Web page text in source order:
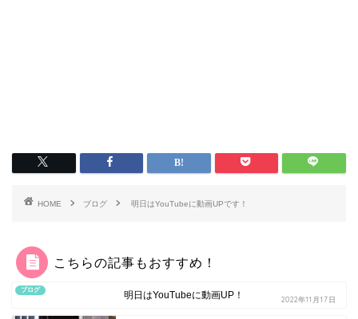
HOME ブログ 明日はYouTubeに動画UPです！
こちらの記事もおすすめ！
ブログ 明日はYouTubeに動画UP！ 2022年11月17日